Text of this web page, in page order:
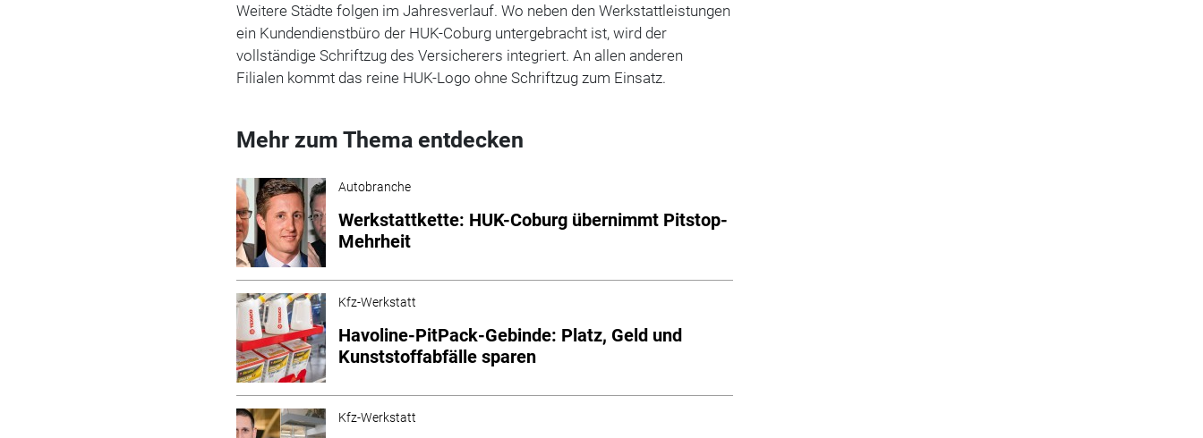
Weitere Städte folgen im Jahresverlauf. Wo neben den Werkstattleistungen
ein Kundendienstbüro der HUK-Coburg untergebracht ist, wird der
vollständige Schriftzug des Versicherers integriert. An allen anderen
Filialen kommt das reine HUK-Logo ohne Schriftzug zum Einsatz.
Mehr zum Thema entdecken
Autobranche
Werkstattkette: HUK-Coburg übernimmt Pitstop-
Mehrheit
Kfz-Werkstatt
Havoline-PitPack-Gebinde: Platz, Geld und
Kunststoffabfälle sparen
Kfz-Werkstatt